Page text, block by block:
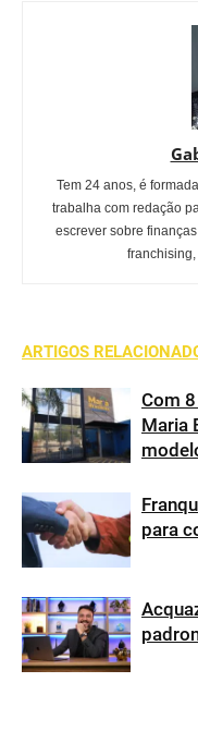
Tem 24 anos, é
trabalha com redação
escrever sobre
ARTIGOS
Com
Maria
para